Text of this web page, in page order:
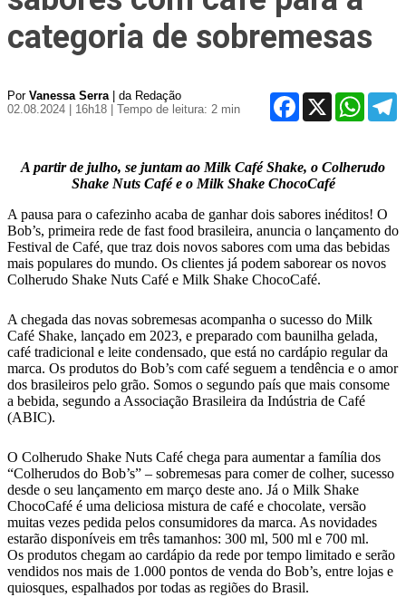
categoria de sobremesas
Por Vanessa Serra| da Redação
02.08.2024 | 16h18
| Tempo de leitura: 2 min
Facebook
X
A partir de julho, se juntam ao Milk Café Shake, o Colherudo
Shake Nuts Café e o Milk Shake ChocoCafé
A pausa para o cafezinho acaba de ganhar dois sabores inéditos! O
Bob’s, primeira rede de fast food brasileira, anuncia o lançamento do
Festival de Café, que traz dois novos sabores com uma das bebidas
mais populares do mundo. Os clientes já podem saborear os novos
Colherudo Shake Nuts Café e Milk Shake ChocoCafé.
A chegada das novas sobremesas acompanha o sucesso do Milk
Café Shake, lançado em 2023, e preparado com baunilha gelada,
café tradicional e leite condensado, que está no cardápio regular da
marca. Os produtos do Bob’s com café seguem a tendência e o amor
dos brasileiros pelo grão. Somos o segundo país que mais consome
a bebida, segundo a Associação Brasileira da Indústria de Café
(ABIC).
O Colherudo Shake Nuts Café chega para aumentar a família dos
“Colherudos do Bob’s” – sobremesas para comer de colher, sucesso
desde o seu lançamento em março deste ano. Já o Milk Shake
ChocoCafé é uma deliciosa mistura de café e chocolate, versão
muitas vezes pedida pelos consumidores da marca. As novidades
estarão disponíveis em três tamanhos: 300 ml, 500 ml e 700 ml.
Os produtos chegam ao cardápio da rede por tempo limitado e serão
vendidos nos mais de 1.000 pontos de venda do Bob’s, entre lojas e
quiosques, espalhados por todas as regiões do Brasil.